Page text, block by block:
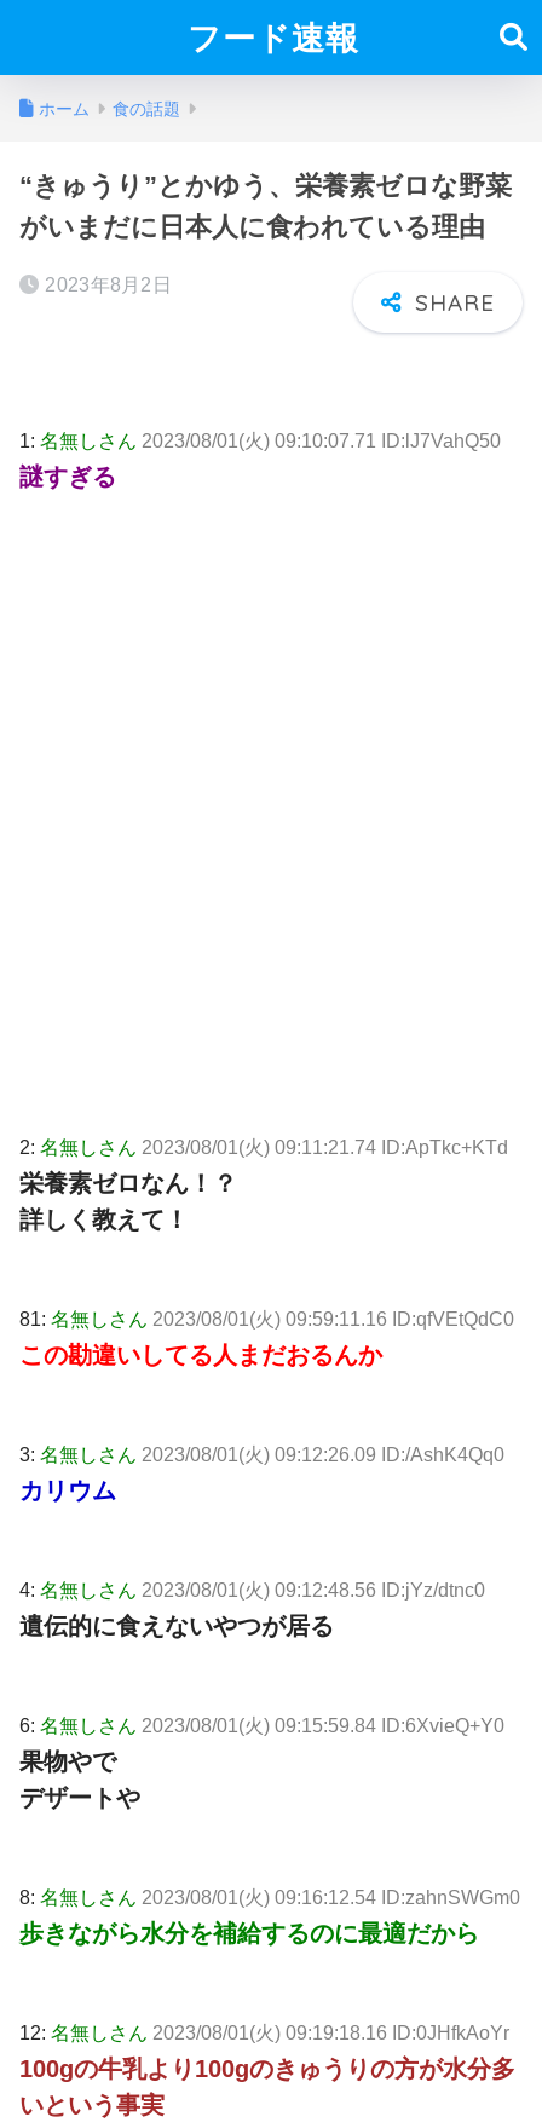
フード速報
ホーム 食の話題
“きゅうり”とかゆう、栄養素ゼロな野菜
がいまだに日本人に食われている理由
2023年8月2日
1: 名無しさん 2023/08/01(火) 09:10:07.71 ID:lJ7VahQ50
謎すぎる
2: 名無しさん 2023/08/01(火) 09:11:21.74 ID:ApTkc+KTd
栄養素ゼロなん！？
詳しく教えて！
81: 名無しさん 2023/08/01(火) 09:59:11.16 ID:qfVEtQdC0
この勘違いしてる人まだおるんか
3: 名無しさん 2023/08/01(火) 09:12:26.09 ID:/AshK4Qq0
カリウム
4: 名無しさん 2023/08/01(火) 09:12:48.56 ID:jYz/dtnc0
遺伝的に食えないやつが居る
6: 名無しさん 2023/08/01(火) 09:15:59.84 ID:6XvieQ+Y0
果物やで
デザートや
8: 名無しさん 2023/08/01(火) 09:16:12.54 ID:zahnSWGm0
歩きながら水分を補給するのに最適だから
12: 名無しさん 2023/08/01(火) 09:19:18.16 ID:0JHfkAoYr
100gの牛乳より100gのきゅうりの方が水分多
いという事実